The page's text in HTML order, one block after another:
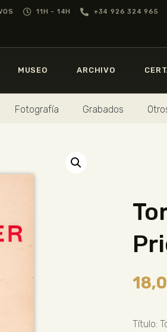
11H - 14H +34 926 324 965
MUSEO ARCHIVO
Fotografía Grabados
MUSEO
PRIETO
PRIETO
DE
Título: